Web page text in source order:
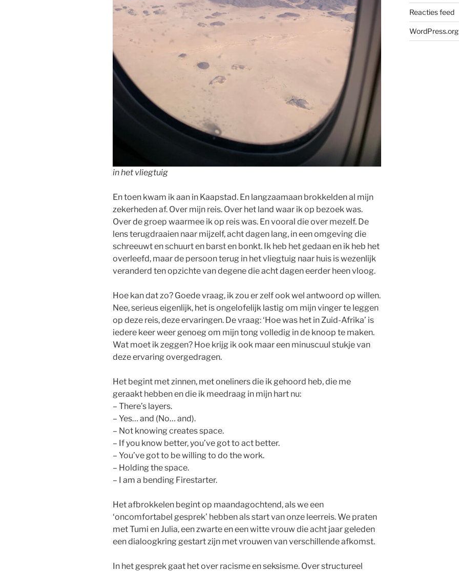
in het vliegtuig
En toen kwam ik aan in Kaapstad. En langzaamaan brokkelden al mijn
zekerheden af. Over mijn reis. Over het land waar ik op bezoek was.
Over de groep waarmee ik op reis was. En vooral die over mezelf. De
lens terugdraaien naar mijzelf, acht dagen lang, in een omgeving die
schreeuwt en schuurt en barst en bonkt. Ik heb het gedaan en ik heb het
overleefd, maar de persoon terug in het vliegtuig naar huis is wezenlijk
veranderd ten opzichte van degene die acht dagen eerder heen vloog.
Hoe kan dat zo? Goede vraag, ik zou er zelf ook wel antwoord op willen.
Nee, serieus eigenlijk, het is ongelofelijk lastig om mijn vinger te leggen
op deze reis, deze ervaringen. De vraag: ‘Hoe was het in Zuid-Afrika’ is
iedere keer weer genoeg om mijn tong volledig in de knoop te maken.
Wat moet ik zeggen? Hoe krijg ik ook maar een minuscuul stukje van
deze ervaring overgedragen.
Het begint met zinnen, met oneliners die ik gehoord heb, die me
geraakt hebben en die ik meedraag in mijn hart nu:
– There’s layers.
– Yes… and (No… and).
– Not knowing creates space.
– If you know better, you’ve got to act better.
– You’ve got to be willing to do the work.
– Holding the space.
– I am a bending Firestarter.
Het afbrokkelen begint op maandagochtend, als we een
‘oncomfortabel gesprek’ hebben als start van onze leerreis. We praten
met Tumi en Julia, een zwarte en een witte vrouw die acht jaar geleden
een dialoogkring gestart zijn met vrouwen van verschillende afkomst.
In het gesprek gaat het over racisme en seksisme. Over structureel
Reacties feed
WordPress.org